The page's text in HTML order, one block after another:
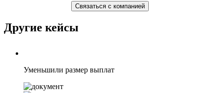
Связаться с компанией
Другие кейсы
Уменьшили размер выплат